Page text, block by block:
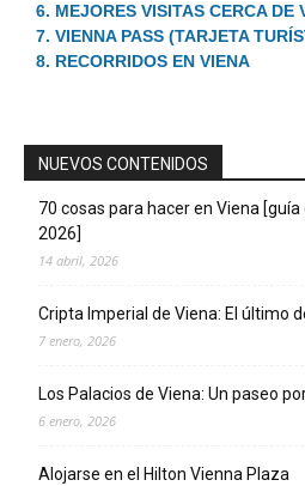
6. MEJORES VISITAS CERCA DE
7. VIENNA PASS (TARJETA
8. RECORRIDOS EN VIENA
NUEVOS CONTENIDOS
70 cosas para hacer en Viena
2026]
14 abril, 2026
Cripta Imperial de Viena: El último
7 enero, 2026
Los Palacios de Viena: Un paseo
6 enero, 2026
Alojarse en el Hilton Vienna Plaza